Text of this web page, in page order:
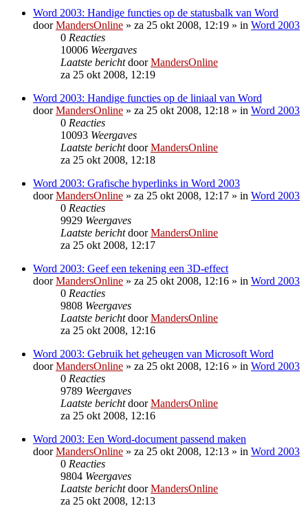
Word 2003: Handige functies op de statusbalk van Word
doorMandersOnline » za 25 okt 2008, 12:19 » in Word 2003
0 Reacties
10006 Weergaves
Laatste berichtdoorMandersOnline
za 25 okt 2008, 12:19
Word 2003: Handige functies op de liniaal van Word
doorMandersOnline » za 25 okt 2008, 12:18 » in Word 2003
0 Reacties
10093 Weergaves
Laatste berichtdoorMandersOnline
za 25 okt 2008, 12:18
Word 2003: Grafische hyperlinks in Word 2003
doorMandersOnline » za 25 okt 2008, 12:17 » in Word 2003
0 Reacties
9929 Weergaves
Laatste berichtdoorMandersOnline
za 25 okt 2008, 12:17
Word 2003: Geef een tekening een 3D-effect
doorMandersOnline » za 25 okt 2008, 12:16 » in Word 2003
0 Reacties
9808 Weergaves
Laatste berichtdoorMandersOnline
za 25 okt 2008, 12:16
Word 2003: Gebruik het geheugen van Microsoft Word
doorMandersOnline » za 25 okt 2008, 12:16 » in Word 2003
0 Reacties
9789 Weergaves
Laatste berichtdoorMandersOnline
za 25 okt 2008, 12:16
Word 2003: Een Word-document passend maken
doorMandersOnline » za 25 okt 2008, 12:13 » in Word 2003
0 Reacties
9804 Weergaves
Laatste berichtdoorMandersOnline
za 25 okt 2008, 12:13